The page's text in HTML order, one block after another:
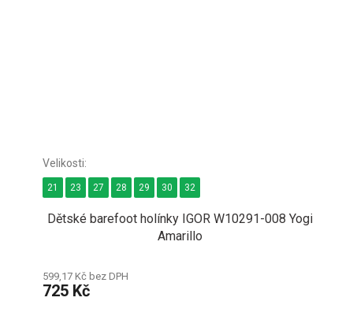
Dětské barefoot holínky IGOR W10291-008 Yogi
Amarillo
599,17 Kč bez DPH
725 Kč
21 23 27 28 29 30 32